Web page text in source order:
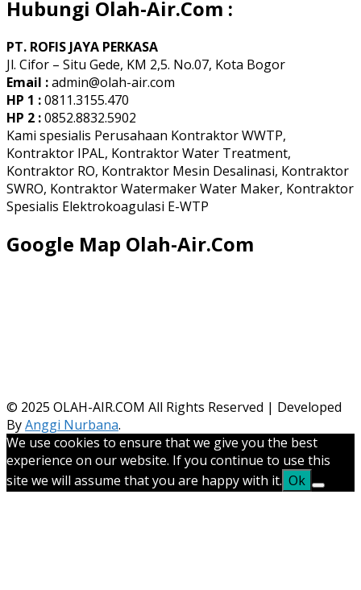
Hubungi Olah-Air.Com :
PT. ROFIS JAYA PERKASA
Jl. Cifor – Situ Gede, KM 2,5. No.07, Kota Bogor
Email :admin@olah-air.com
HP 1 :0811.3155.470
HP 2 :0852.8832.5902
Kami spesialis Perusahaan Kontraktor WWTP,
Kontraktor IPAL, Kontraktor Water Treatment,
Kontraktor RO, Kontraktor Mesin Desalinasi, Kontraktor
SWRO, Kontraktor Watermaker Water Maker, Kontraktor
Spesialis Elektrokoagulasi E-WTP
Google Map Olah-Air.Com
© 2025 OLAH-AIR.COM All Rights Reserved | Developed
ByAnggi Nurbana.
We use cookies to ensure that we give you the best
experience on our website. If you continue to use this
site we will assume that you are happy with it. Ok